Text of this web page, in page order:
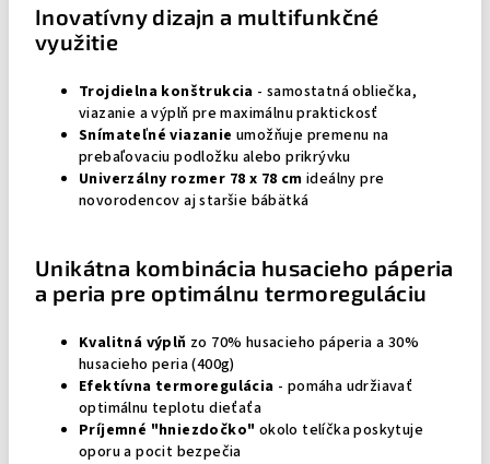
Inovatívny dizajn a multifunkčné
využitie
Trojdielna konštrukcia - samostatná obliečka,
viazanie a výplň pre maximálnu praktickosť
Snímateľné viazanie umožňuje premenu na
prebaľovaciu podložku alebo prikrývku
Univerzálny rozmer 78 x 78 cm ideálny pre
novorodencov aj staršie bábätká
Unikátna kombinácia husacieho páperia
a peria pre optimálnu termoreguláciu
Kvalitná výplň zo 70% husacieho páperia a 30%
husacieho peria (400g)
Efektívna termoregulácia - pomáha udržiavať
optimálnu teplotu dieťaťa
Príjemné "hniezdočko" okolo telíčka poskytuje
oporu a pocit bezpečia